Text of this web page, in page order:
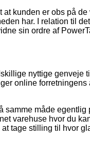
at kunden er obs på
har. I relation til
sin ordre af
nyttige genveje
online
samme måde
varehuse hvor du
tage stilling til hvor